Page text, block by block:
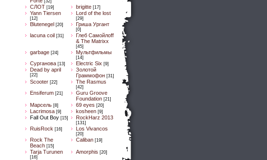
[32]
CЛОТ [19] brigitte [17]
Yann Tiersen
[12]
Lord of the lost
[29]
Blutenegel [20] Гриша Ургант
[0]
lacuna coil [31]
Глеб Самойлоff
& The Matrixx
[45]
garbage [24] Мультфильмы
[14]
Сурганова [13] Electric Six [9]
Dead by april
[22]
Золотой
Граммофон [31]
Scooter [22] The Rasmus
[42]
Ensiferum [21]
Guru Groove
Foundation [21]
Марсель [8] 69 eyes [20]
Lacrimosa [9] kosheen [9]
Fall Out Boy [15] RockHarz 2013
[131]
RuisRock [16] Los Vivancos
[20]
Rock The
Beach [15]
Caliban [19]
Tarja Turunen
[16]
Amorphis [20]